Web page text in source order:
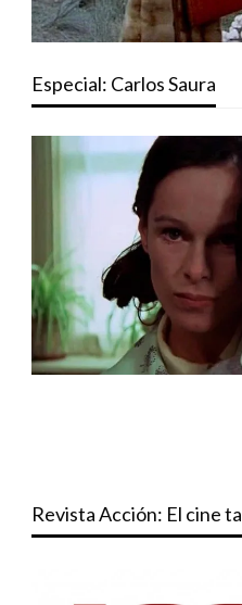
Especial: Carlos Saura
Revista Acción: El cine